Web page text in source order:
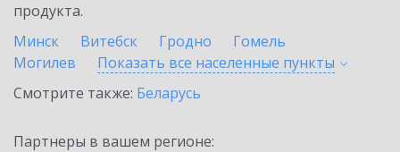
продукта.
Минск
Витебск Гродно
Гомель
Могилев
Показать все населенные пункты
Смотрите также: Беларусь
Партнеры в вашем регионе: